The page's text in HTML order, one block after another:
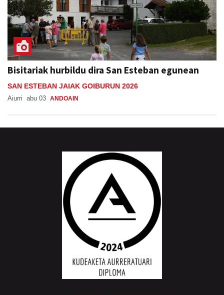
Bisitariak hurbildu dira San Esteban egunean
SAN ESTEBAN JAIAK GOIBURUN 2026
Aiurri abu 03 ANDOAIN